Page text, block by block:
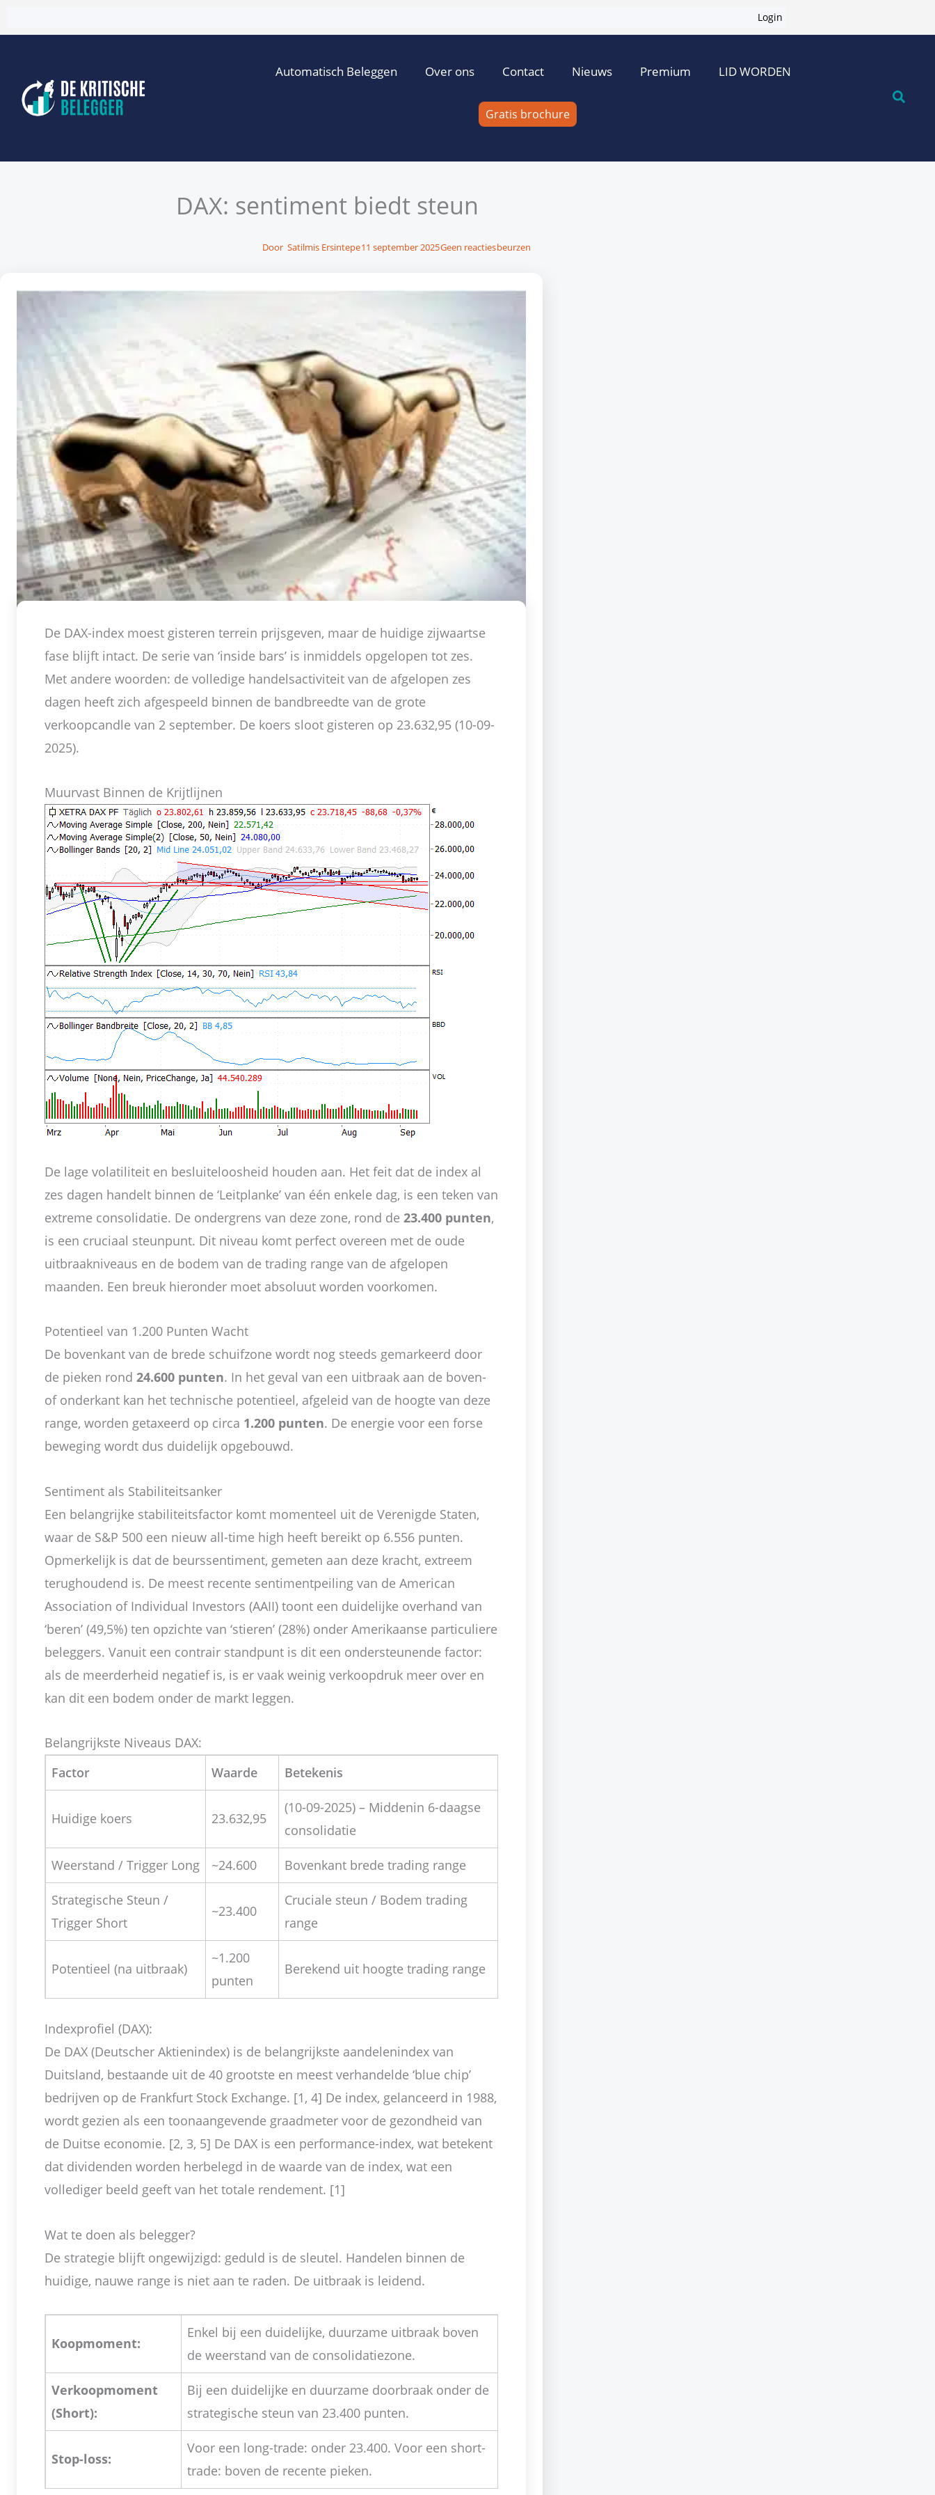
naar
inhoud
Login
Automatisch Beleggen Over ons Contact Nieuws Premium LID WORDEN
Gratis brochure
DAX: sentiment biedt steun
Door Satilmis Ersintepe11 september 2025Geen reactiesbeurzen
De DAX-index moest gisteren terrein prijsgeven, maar de huidige zijwaartse
fase blijft intact. De serie van ‘inside bars’ is inmiddels opgelopen tot zes.
Met andere woorden: de volledige handelsactiviteit van de afgelopen zes
dagen heeft zich afgespeeld binnen de bandbreedte van de grote
verkoopcandle van 2 september. De koers sloot gisteren op 23.632,95 (10-09-
2025).
Muurvast Binnen de Krijtlijnen
De lage volatiliteit en besluiteloosheid houden aan. Het feit dat de index al
zes dagen handelt binnen de ‘Leitplanke’ van één enkele dag, is een teken van
extreme consolidatie. De ondergrens van deze zone, rond de 23.400 punten,
is een cruciaal steunpunt. Dit niveau komt perfect overeen met de oude
uitbraakniveaus en de bodem van de trading range van de afgelopen
maanden. Een breuk hieronder moet absoluut worden voorkomen.
Potentieel van 1.200 Punten Wacht
De bovenkant van de brede schuifzone wordt nog steeds gemarkeerd door
de pieken rond 24.600 punten. In het geval van een uitbraak aan de boven-
of onderkant kan het technische potentieel, afgeleid van de hoogte van deze
range, worden getaxeerd op circa 1.200 punten. De energie voor een forse
beweging wordt dus duidelijk opgebouwd.
Sentiment als Stabiliteitsanker
Een belangrijke stabiliteitsfactor komt momenteel uit de Verenigde Staten,
waar de S&P 500 een nieuw all-time high heeft bereikt op 6.556 punten.
Opmerkelijk is dat de beurssentiment, gemeten aan deze kracht, extreem
terughoudend is. De meest recente sentimentpeiling van de American
Association of Individual Investors (AAII) toont een duidelijke overhand van
‘beren’ (49,5%) ten opzichte van ‘stieren’ (28%) onder Amerikaanse particuliere
beleggers. Vanuit een contrair standpunt is dit een ondersteunende factor:
als de meerderheid negatief is, is er vaak weinig verkoopdruk meer over en
kan dit een bodem onder de markt leggen.
Belangrijkste Niveaus DAX:
Factor
Waarde Betekenis
Huidige koers 23.632,95
(10-09-2025) – Middenin 6-daagse
consolidatie
Weerstand / Trigger Long ~24.600 Bovenkant brede trading range
Strategische Steun /
Trigger Short
~23.400
Cruciale steun / Bodem trading
range
Potentieel (na uitbraak)
~1.200
punten
Berekend uit hoogte trading range
Indexprofiel (DAX):
De DAX (Deutscher Aktienindex) is de belangrijkste aandelenindex van
Duitsland, bestaande uit de 40 grootste en meest verhandelde ‘blue chip’
bedrijven op de Frankfurt Stock Exchange. [1, 4] De index, gelanceerd in 1988,
wordt gezien als een toonaangevende graadmeter voor de gezondheid van
de Duitse economie. [2, 3, 5] De DAX is een performance-index, wat betekent
dat dividenden worden herbelegd in de waarde van de index, wat een
vollediger beeld geeft van het totale rendement. [1]
Wat te doen als belegger?
De strategie blijft ongewijzigd: geduld is de sleutel. Handelen binnen de
huidige, nauwe range is niet aan te raden. De uitbraak is leidend.
Koopmoment:
Enkel bij een duidelijke, duurzame uitbraak boven
de weerstand van de consolidatiezone.
Verkoopmoment
(Short):
Bij een duidelijke en duurzame doorbraak onder de
strategische steun van 23.400 punten.
Stop-loss:
Voor een long-trade: onder 23.400. Voor een short-
trade: boven de recente pieken.